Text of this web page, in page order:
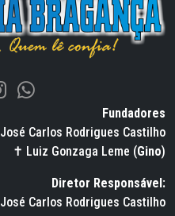
Fundadores
José Carlos Rodrigues Castilho
✝ Luiz Gonzaga Leme (Gino)
Diretor Responsável:
José Carlos Rodrigues Castilho